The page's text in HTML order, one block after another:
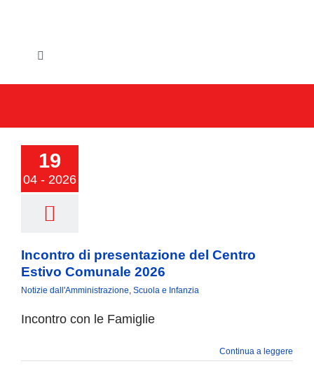
Toggle
IL COMUNE
GLI UFFICI
SERVIZI E UTILITA’
VIVERE VANZAGO
COMUNICAZIONE
19
04 - 2026
del
Estivo
2026
Incontro di presentazione del Centro
Estivo Comunale 2026
Notizie dall'Amministrazione, Scuola e Infanzia
Incontro con le Famiglie
Continua a leggere